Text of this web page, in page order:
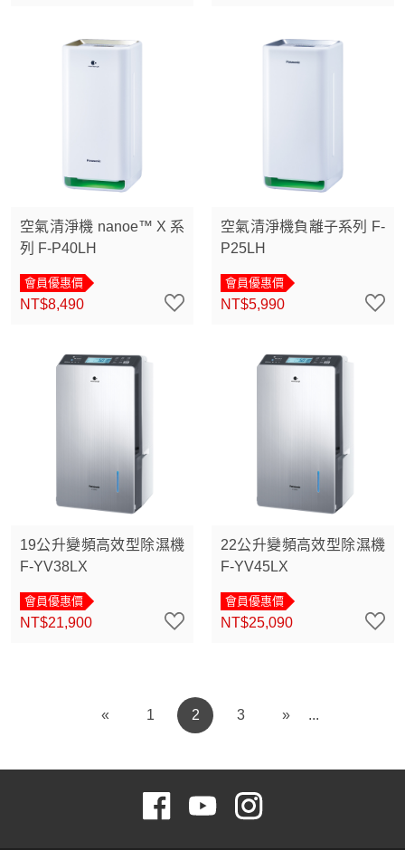
空氣清淨機 nanoe™ X 系
列 F-P40LH
會員優惠價
NT$8,490
空氣清淨機負離子系列 F-
P25LH
會員優惠價
NT$5,990
19公升變頻高效型除濕機
F-YV38LX
會員優惠價
NT$21,900
22公升變頻高效型除濕機
F-YV45LX
會員優惠價
NT$25,090
« 1 2 3 »